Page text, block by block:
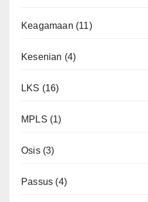
Keagamaan (11)
Kesenian (4)
LKS (16)
MPLS (1)
Osis(3)
Passus (4)